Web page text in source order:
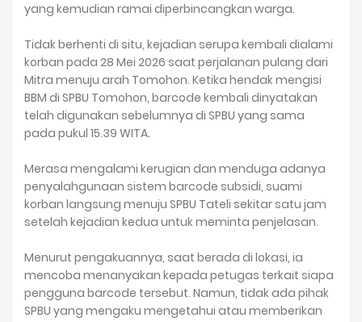
yang kemudian ramai diperbincangkan warga.
Tidak berhenti di situ, kejadian serupa kembali dialami
korban pada 28 Mei 2026 saat perjalanan pulang dari
Mitra menuju arah Tomohon. Ketika hendak mengisi
BBM di SPBU Tomohon, barcode kembali dinyatakan
telah digunakan sebelumnya di SPBU yang sama
pada pukul 15.39 WITA.
Merasa mengalami kerugian dan menduga adanya
penyalahgunaan sistem barcode subsidi, suami
korban langsung menuju SPBU Tateli sekitar satu jam
setelah kejadian kedua untuk meminta penjelasan.
Menurut pengakuannya, saat berada di lokasi, ia
mencoba menanyakan kepada petugas terkait siapa
pengguna barcode tersebut. Namun, tidak ada pihak
SPBU yang mengaku mengetahui atau memberikan